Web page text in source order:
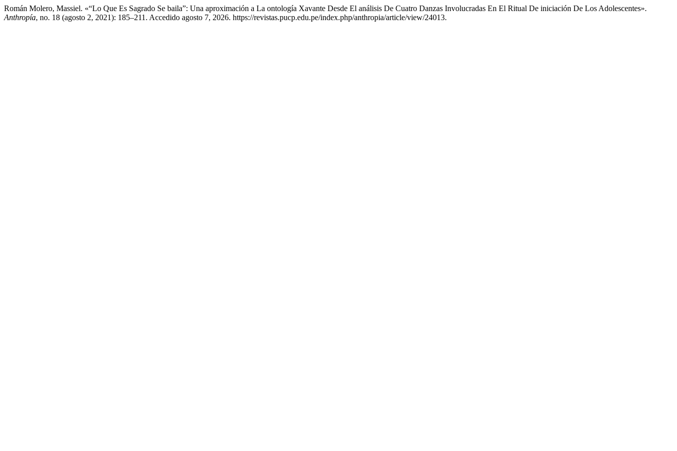
Román Molero, Massiel. «“Lo Que Es Sagrado Se baila”: Una aproximación a La ontología Xavante Desde El análisis De Cuatro Danzas Involucradas En El Ritual De iniciación De Los Adolescentes».
Anthropía, no. 18 (agosto 2, 2021): 185–211. Accedido agosto 7, 2026. https://revistas.pucp.edu.pe/index.php/anthropia/article/view/24013.